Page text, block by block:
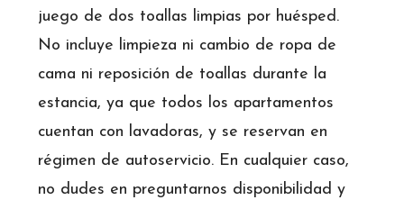
juego de dos toallas limpias por huésped.
No incluye limpieza ni cambio de ropa de
cama ni reposición de toallas durante la
estancia, ya que todos los apartamentos
cuentan con lavadoras, y se reservan en
régimen de autoservicio. En cualquier caso,
no dudes en preguntarnos disponibilidad y